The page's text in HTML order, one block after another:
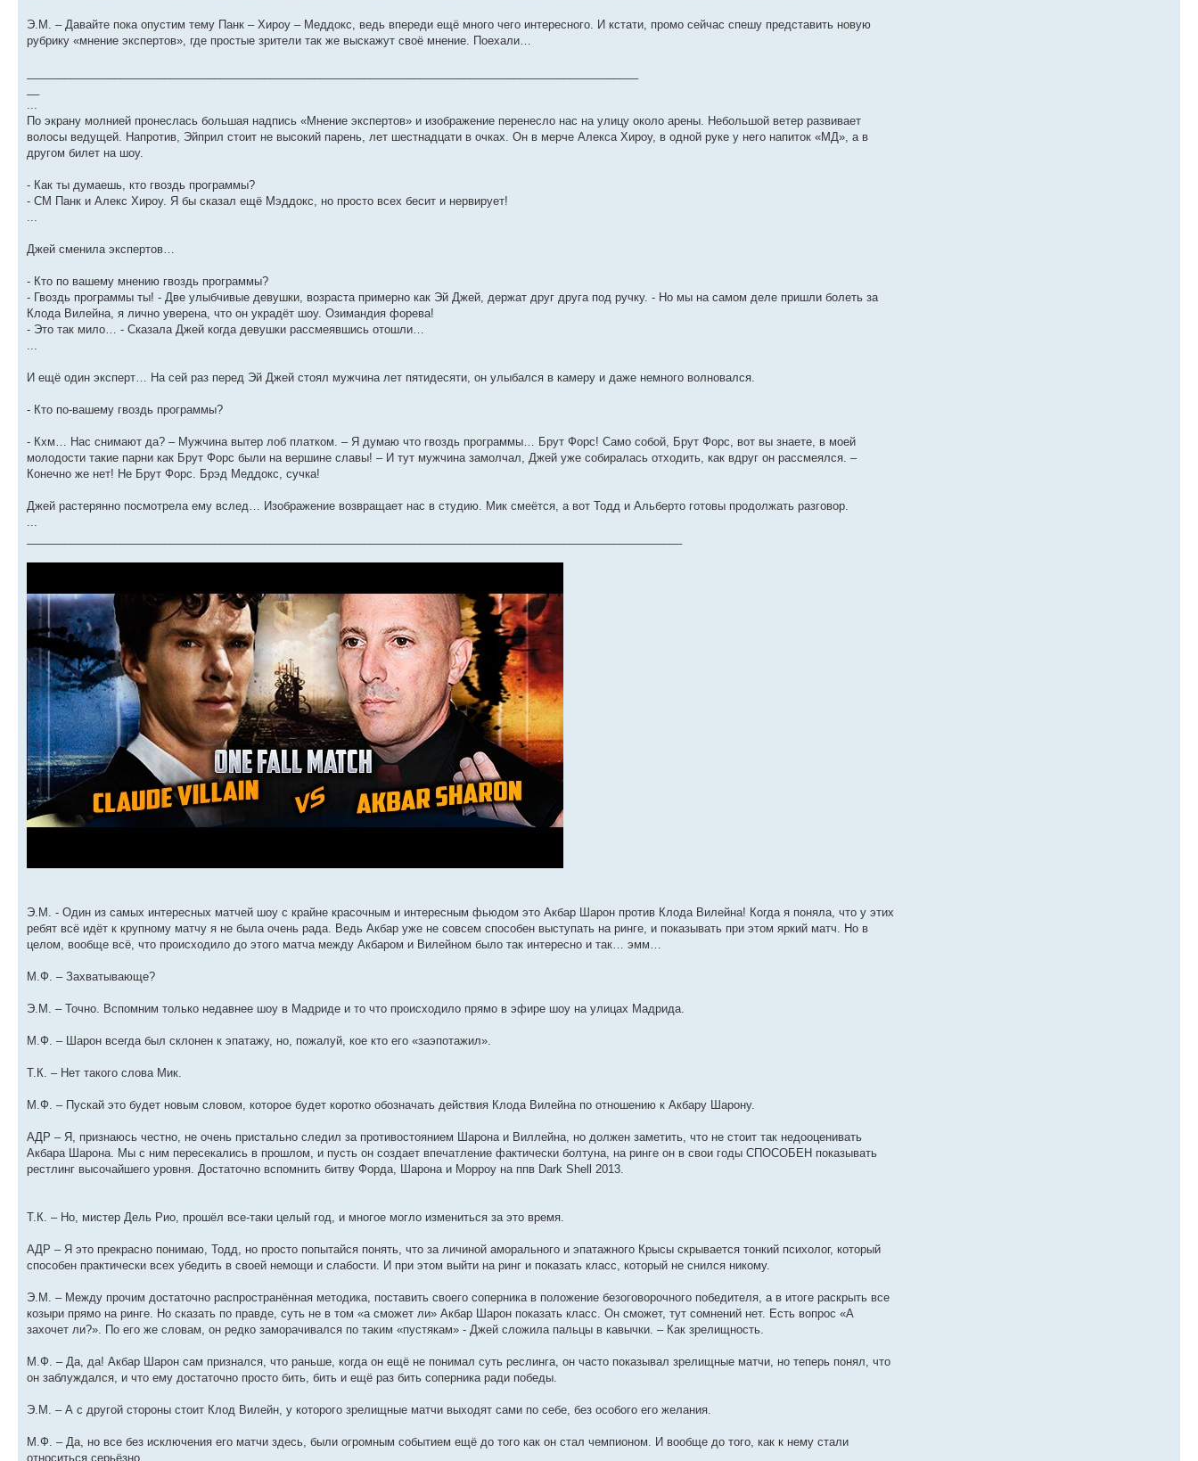
Э.М. – Давайте пока опустим тему Панк – Хироу – Меддокс, ведь впереди ещё много чего интересного. И кстати, промо сейчас спешу представить новую
рубрику «мнение экспертов», где простые зрители так же выскажут своё мнение. Поехали…
По экрану молнией пронеслась большая надпись «Мнение экспертов» и изображение перенесло нас на улицу около арены. Небольшой ветер развивает
волосы ведущей. Напротив, Эйприл стоит не высокий парень, лет шестнадцати в очках. Он в мерче Алекса Хироу, в одной руке у него напиток «МД», а в
другом билет на шоу.
- Как ты думаешь, кто гвоздь программы?
- СМ Панк и Алекс Хироу. Я бы сказал ещё Мэддокс, но просто всех бесит и нервирует!
Джей сменила экспертов…
- Кто по вашему мнению гвоздь программы?
- Гвоздь программы ты! - Две улыбчивые девушки, возраста примерно как Эй Джей, держат друг друга под ручку. - Но мы на самом деле пришли болеть за
Клода Вилейна, я лично уверена, что он украдёт шоу. Озимандия форева!
- Это так мило… - Сказала Джей когда девушки рассмеявшись отошли…
И ещё один эксперт… На сей раз перед Эй Джей стоял мужчина лет пятидесяти, он улыбался в камеру и даже немного волновался.
- Кто по-вашему гвоздь программы?
- Кхм… Нас снимают да? – Мужчина вытер лоб платком. – Я думаю что гвоздь программы… Брут Форс! Само собой, Брут Форс, вот вы знаете, в моей
молодости такие парни как Брут Форс были на вершине славы! – И тут мужчина замолчал, Джей уже собиралась отходить, как вдруг он рассмеялся. –
Конечно же нет! Не Брут Форс. Брэд Меддокс, сучка!
Джей растерянно посмотрела ему вслед… Изображение возвращает нас в студию. Мик смеётся, а вот Тодд и Альберто готовы продолжать разговор.
Э.М. - Один из самых интересных матчей шоу с крайне красочным и интересным фьюдом это Акбар Шарон против Клода Вилейна! Когда я поняла, что у этих
ребят всё идёт к крупному матчу я не была очень рада. Ведь Акбар уже не совсем способен выступать на ринге, и показывать при этом яркий матч. Но в
целом, вообще всё, что происходило до этого матча между Акбаром и Вилейном было так интересно и так… эмм…
М.Ф. – Захватывающе?
Э.М. – Точно. Вспомним только недавнее шоу в Мадриде и то что происходило прямо в эфире шоу на улицах Мадрида.
М.Ф. – Шарон всегда был склонен к эпатажу, но, пожалуй, кое кто его «заэпотажил».
Т.К. – Нет такого слова Мик.
М.Ф. – Пускай это будет новым словом, которое будет коротко обозначать действия Клода Вилейна по отношению к Акбару Шарону.
АДР – Я, признаюсь честно, не очень пристально следил за противостоянием Шарона и Виллейна, но должен заметить, что не стоит так недооценивать
Акбара Шарона. Мы с ним пересекались в прошлом, и пусть он создает впечатление фактически болтуна, на ринге он в свои годы СПОСОБЕН показывать
рестлинг высочайшего уровня. Достаточно вспомнить битву Форда, Шарона и Морроу на ппв Dark Shell 2013.
Т.К. – Но, мистер Дель Рио, прошёл все-таки целый год, и многое могло измениться за это время.
АДР – Я это прекрасно понимаю, Тодд, но просто попытайся понять, что за личиной аморального и эпатажного Крысы скрывается тонкий психолог, который
способен практически всех убедить в своей немощи и слабости. И при этом выйти на ринг и показать класс, который не снился никому.
Э.М. – Между прочим достаточно распространённая методика, поставить своего соперника в положение безоговорочного победителя, а в итоге раскрыть все
козыри прямо на ринге. Но сказать по правде, суть не в том «а сможет ли» Акбар Шарон показать класс. Он сможет, тут сомнений нет. Есть вопрос «А
захочет ли?». По его же словам, он редко заморачивался по таким «пустякам» - Джей сложила пальцы в кавычки. – Как зрелищность.
М.Ф. – Да, да! Акбар Шарон сам признался, что раньше, когда он ещё не понимал суть реслинга, он часто показывал зрелищные матчи, но теперь понял, что
он заблуждался, и что ему достаточно просто бить, бить и ещё раз бить соперника ради победы.
Э.М. – А с другой стороны стоит Клод Вилейн, у которого зрелищные матчи выходят сами по себе, без особого его желания.
М.Ф. – Да, но все без исключения его матчи здесь, были огромным событием ещё до того как он стал чемпионом. И вообще до того, как к нему стали
относиться серьёзно.